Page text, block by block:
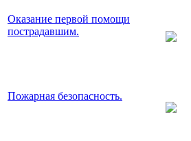
Оказание первой помощи
пострадавшим.
Пожарная безопасность.